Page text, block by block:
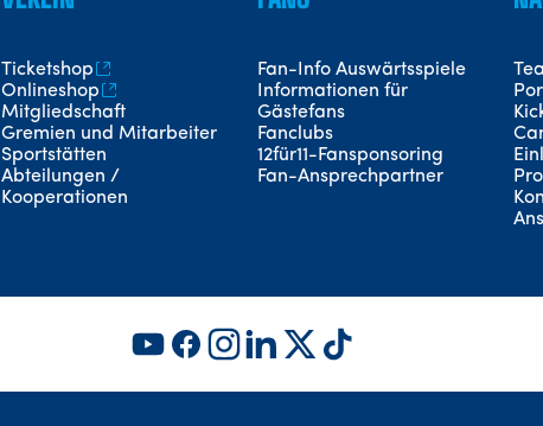
Ticketshop
Onlineshop
Mitgliedschaft
Gremien und Mitarbeiter
Sportstätten
Abteilungen /
Kooperationen
Fan-Info Auswärtsspiele
Informationen für
Gästefans
Fanclubs
12für11-Fansponsoring
Fan-Ansprechpartner